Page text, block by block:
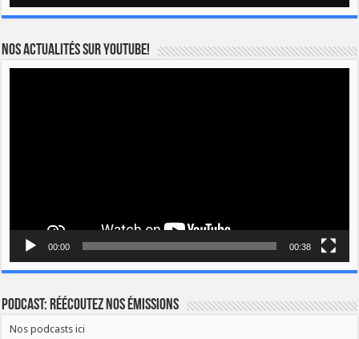
Nos actualités sur YOUTUBE!
00:00 00:38
Podcast: Réécoutez nos émissions
Nos podcasts ici